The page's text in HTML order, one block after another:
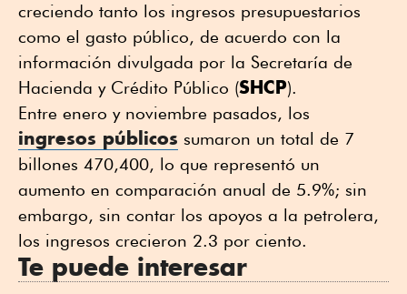
creciendo tanto los ingresos presupuestarios
como el gasto público, de acuerdo con la
información divulgada por la Secretaría de
Hacienda y Crédito Público (SHCP).
Entre enero y noviembre pasados, los
ingresos públicos sumaron un total de 7
billones 470,400, lo que representó un
aumento en comparación anual de 5.9%; sin
embargo, sin contar los apoyos a la petrolera,
los ingresos crecieron 2.3 por ciento.
Te puede interesar